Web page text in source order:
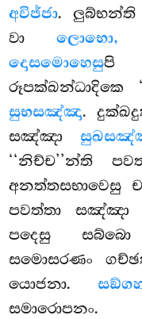
අවිජ්ජා. ලුබ්භන්ති
වා ලොභො,
දොසමොහෙසුපි
රූපක්ඛන්ධාදිකෙ
සුභසඤ්ඤා.
සඤ්ඤා
‘‘නිච්ච’’න්ති
අනත්තසභාවෙසු
පවත්තා සඤ්ඤා
පදෙසු
සමොසරණං
යොජනා.
සමාරොපනං.